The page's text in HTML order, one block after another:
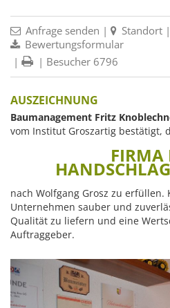
Anfrage senden | Standort |
Bewertungsformular
|
| Besucher 6796
AUSZEICHNUNG
Baumanagement Fritz
vom Institut Groszartig bestätigt,
FIRMA
nach Wolfgang Grosz zu
Unternehmen sauber und
Qualität zu liefern und eine
Auftraggeber.